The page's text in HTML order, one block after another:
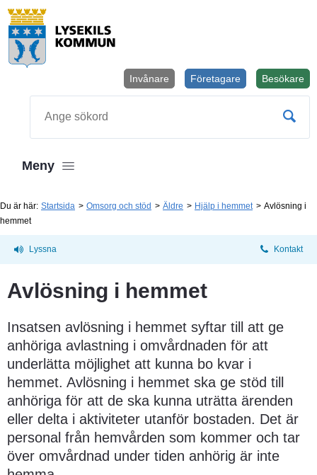
Besökare
Företagare
Invånare
Meny
Du är här: Startsida Omsorg och stöd Äldre Hjälp i hemmet
Avlösning i
hemmet
Lyssna Kontakt
Avlösning i hemmet
Insatsen avlösning i hemmet syftar till att ge
anhöriga avlastning i omvårdnaden för att
underlätta möjlighet att kunna bo kvar i
hemmet. Avlösning i hemmet ska ge stöd till
anhöriga för att de ska kunna uträtta ärenden
eller delta i aktiviteter utanför bostaden. Det är
personal från hemvården som kommer och tar
över omvårdnad under tiden anhörig är inte